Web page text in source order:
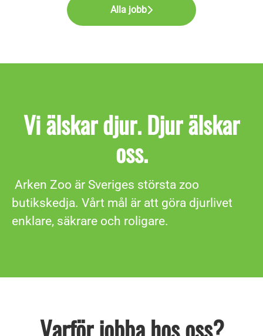
Alla jobb
Vi älskar djur. Djur älskar
oss.
Arken Zoo är Sveriges största zoo
butikskedja. Vårt mål är att göra djurlivet
enklare, säkrare och roligare.
Varför jobba hos oss?